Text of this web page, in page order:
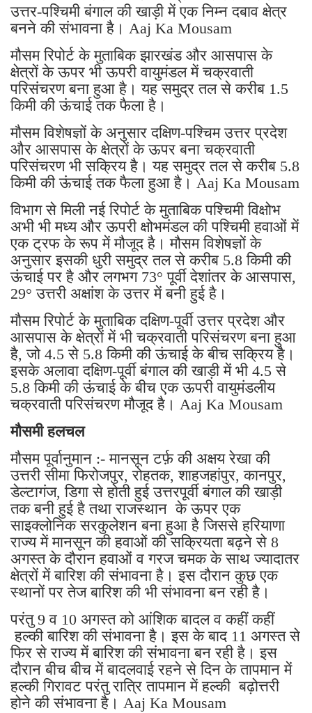
उत्तर-पश्चिमी बंगाल की खाड़ी में एक निम्न दबाव क्षेत्र
बनने की संभावना है। Aaj Ka Mousam
मौसम रिपोर्ट के मुताबिक झारखंड और आसपास के
क्षेत्रों के ऊपर भी ऊपरी वायुमंडल में चक्रवाती
परिसंचरण बना हुआ है। यह समुद्र तल से करीब 1.5
किमी की ऊंचाई तक फैला है।
मौसम विशेषज्ञों के अनुसार दक्षिण-पश्चिम उत्तर प्रदेश
और आसपास के क्षेत्रों के ऊपर बना चक्रवाती
परिसंचरण भी सक्रिय है। यह समुद्र तल से करीब 5.8
किमी की ऊंचाई तक फैला हुआ है। Aaj Ka Mousam
विभाग से मिली नई रिपोर्ट के मुताबिक पश्चिमी विक्षोभ
अभी भी मध्य और ऊपरी क्षोभमंडल की पश्चिमी हवाओं में
एक ट्रफ के रूप में मौजूद है। मौसम विशेषज्ञों के
अनुसार इसकी धुरी समुद्र तल से करीब 5.8 किमी की
ऊंचाई पर है और लगभग 73° पूर्वी देशांतर के आसपास,
29° उत्तरी अक्षांश के उत्तर में बनी हुई है।
मौसम रिपोर्ट के मुताबिक दक्षिण-पूर्वी उत्तर प्रदेश और
आसपास के क्षेत्रों में भी चक्रवाती परिसंचरण बना हुआ
है, जो 4.5 से 5.8 किमी की ऊंचाई के बीच सक्रिय है।
इसके अलावा दक्षिण-पूर्वी बंगाल की खाड़ी में भी 4.5 से
5.8 किमी की ऊंचाई के बीच एक ऊपरी वायुमंडलीय
चक्रवाती परिसंचरण मौजूद है। Aaj Ka Mousam
मौसमी हलचल
मौसम पूर्वानुमान :- मानसून टर्फ़ की अक्षय रेखा की
उत्तरी सीमा फिरोजपुर, रोहतक, शाहजहांपुर, कानपुर,
डेल्टागंज, डिगा से होती हुई उत्तरपूर्वी बंगाल की खाड़ी
तक बनी हुई है तथा राजस्थान के ऊपर एक
साइक्लोनिक सरकुलेशन बना हुआ है जिससे हरियाणा
राज्य में मानसून की हवाओं की सक्रियता बढ़ने से 8
अगस्त के दौरान हवाओं व गरज चमक के साथ ज्यादातर
क्षेत्रों में बारिश की संभावना है। इस दौरान कुछ एक
स्थानों पर तेज बारिश की भी संभावना बन रही है।
परंतु 9 व 10 अगस्त को आंशिक बादल व कहीं कहीं
हल्की बारिश की संभावना है। इस के बाद 11 अगस्त से
फिर से राज्य में बारिश की संभावना बन रही है। इस
दौरान बीच बीच में बादलवाई रहने से दिन के तापमान में
हल्की गिरावट परंतु रात्रि तापमान में हल्की बढ़ोत्तरी
होने की संभावना है। Aaj Ka Mousam